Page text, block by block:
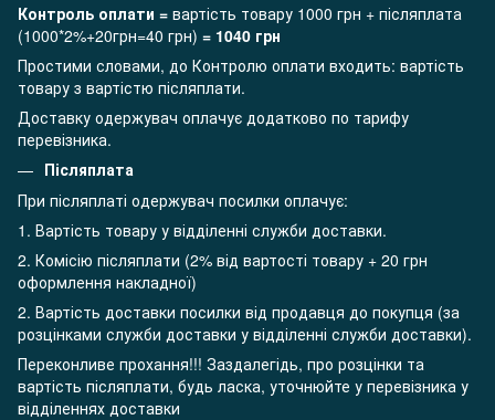
Контроль оплати = вартість товару 1000 грн + післяплата
(1000*2%+20грн=40 грн) = 1040 грн
Простими словами, до Контролю оплати входить: вартість
товару з вартістю післяплати.
Доставку одержувач оплачує додатково по тарифу
перевізника.
Післяплата
При післяплаті одержувач посилки оплачує:
1. Вартість товару у відділенні служби доставки.
2. Комісію післяплати (2% від вартості товару + 20 грн
оформлення накладної)
2. Вартість доставки посилки від продавця до покупця (за
розцінками служби доставки у відділенні служби доставки).
Переконливе прохання!!! Заздалегідь, про розцінки та
вартість післяплати, будь ласка, уточнюйте у перевізника у
відділеннях доставки